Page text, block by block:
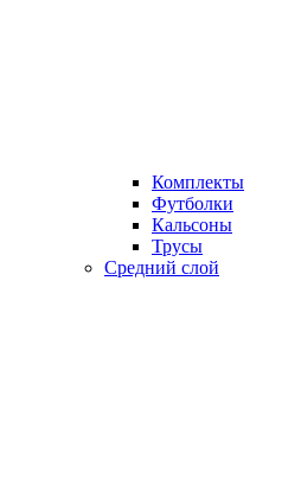
Комплекты
Футболки
Кальсоны
Трусы
Средний слой